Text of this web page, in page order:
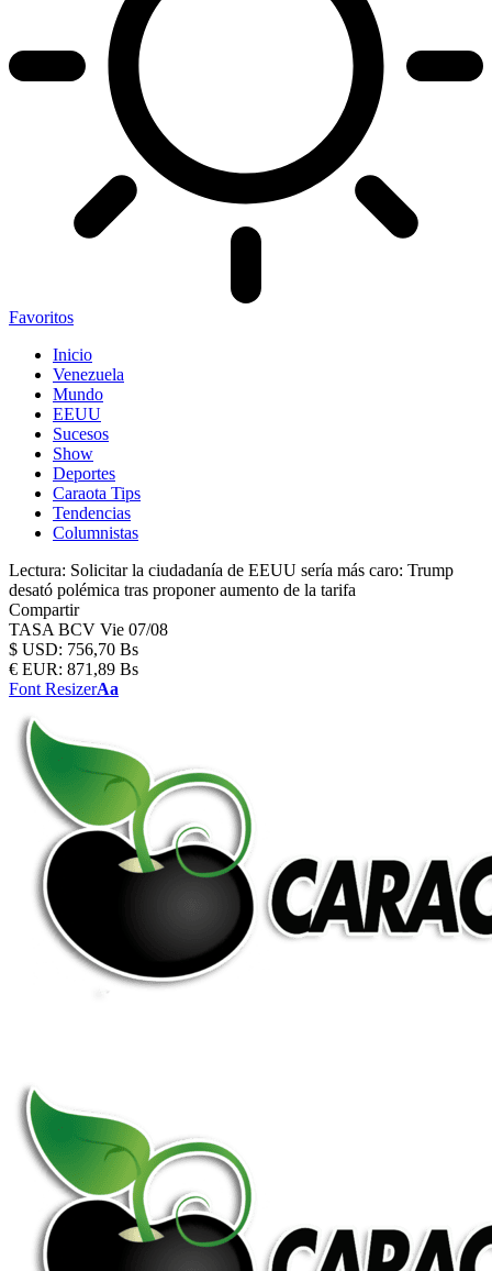
Favoritos
Inicio
Venezuela
Mundo
EEUU
Sucesos
Show
Deportes
Caraota Tips
Tendencias
Columnistas
Lectura: Solicitar la ciudadanía de EEUU sería más caro: Trump
desató polémica tras proponer aumento de la tarifa
Compartir
TASA BCV Vie 07/08
$ USD: 756,70 Bs
€ EUR: 871,89 Bs
Font ResizerAa